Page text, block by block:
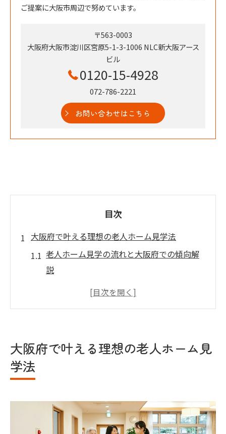
ご提案に大阪市周辺で努めています。
〒563-0003
大阪府大阪市淀川区宮原5-1-3-1006 NLC新大阪アース
ビル
0120-15-4928
072-786-2221
お問い合わせはこちら
目次
大阪府で叶える理想の老人ホーム見学法
老人ホーム見学の流れと大阪府での傾向解
説
大阪府内で理想の老人ホームを探すコツ
クリスト
初めての老人ホーム見学で感じる不安を解
大阪府で叶える理想の老人ホーム見
学法